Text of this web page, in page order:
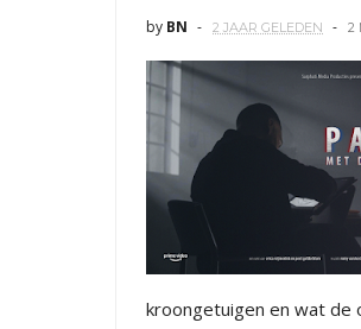
by BN 2 JAAR GELEDEN 2
kroongetuigen en wat de